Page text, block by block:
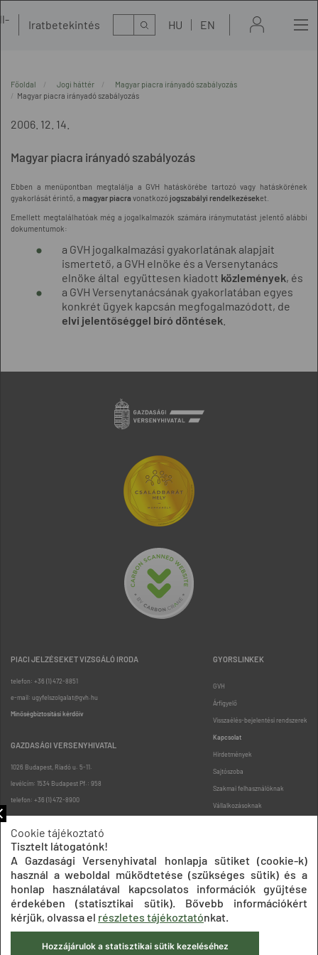
Iratbetekintés Kereső HU EN
Főoldal Jogi háttér
Magyar piacra irányadó szabályozás
Magyar piacra irányadó szabályozás
2006. 12. 14.
Magyar piacra irányadó szabályozás
Ebben a menüpontban megtalálja a GVH hatáskörébe tartozó vagy hatáskörének
gyakorlását érintő, a magyar piacra vonatkozójogszabályi rendelkezéseket.
Emellett megtalálhatóak még a jogalkalmazók számára iránymutatást jelentő alábbi
dokumentumok:
a GVH jogalkalmazási gyakorlatának alapjait
ismertető, a GVH elnöke és a Versenytanács
elnöke által együttesen kiadott közlemények, és
a GVH Versenytanácsának gyakorlatában egyes
konkrét ügyek kapcsán megfogalmazódott, de
elvi jelentőséggel bíró döntések
PIACI JELZÉSEKET VIZSGÁLÓ IRODA
telefon: +36 (1) 472-8851
e-mail: ugyfelszolgalat@gvh.hu
Minőségbiztosítási kérdőív
GAZDASÁGI VERSENYHIVATAL
1026 Budapest, Riadó u. 5-11.
levélcím: 1534 Budapest Pf.: 958
telefon: +36 (1) 472-8900
GYORSLINKEK
GVH
Árfigyelő
Visszaélés-bejelentési rendszerek
Kapcsolat
Hirdetmények
Sajtószoba
Szakmai felhasználóknak
Vállalkozásoknak
Oldaltérkép
Impresszum Adatkezelési tájékoztatók Akadálymentesítési nyilatkozat
Cookie tájékoztató
Tisztelt látogatónk!
A Gazdasági Versenyhivatal honlapja sütiket (cookie-k)
használ a weboldal működtetése (szükséges sütik) és a
honlap használatával kapcsolatos információk gyűjtése
érdekében (statisztikai sütik). Bővebb információkért
kérjük, olvassa el részletes tájékoztatónkat.
Hozzájárulok a statisztikai sütik kezeléséhez